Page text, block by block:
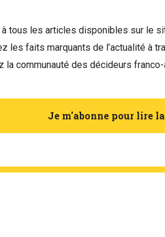
tous les articles disponibles sur le
les faits marquants de l’actualité à
la communauté des décideurs
Je m'abonne pour lire